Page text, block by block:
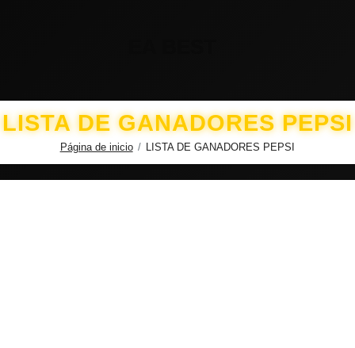
LISTA DE GANADORES PEPSI
Página de inicio LISTA DE GANADORES PEPSI